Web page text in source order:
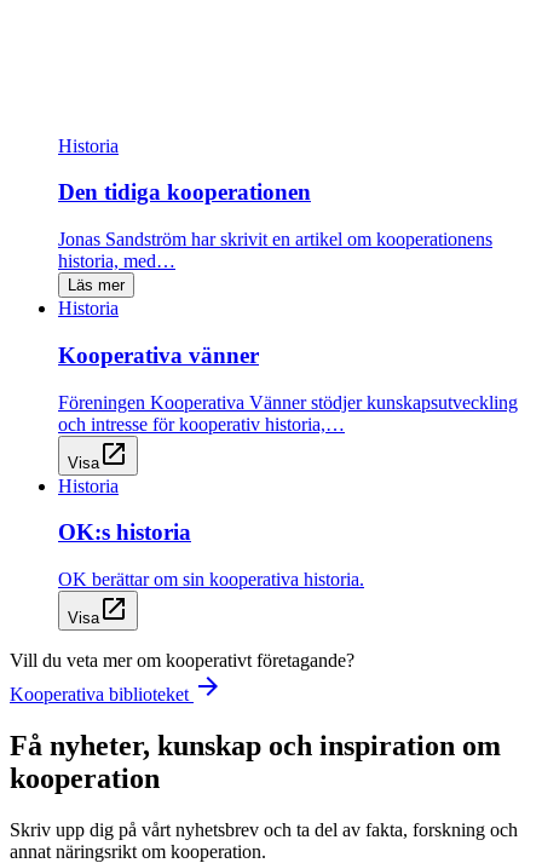
Historia
Den tidiga kooperationen
Jonas Sandström har skrivit en artikel om kooperationens
historia, med…
Läs mer
Historia
Kooperativa vänner
Föreningen Kooperativa Vänner stödjer kunskapsutveckling
och intresse för kooperativ historia,…
Visa open_in_new
Historia
OK:s historia
OK berättar om sin kooperativa historia.
Visa open_in_new
Vill du veta mer om kooperativt företagande?
Kooperativa biblioteket arrow_forward
Få nyheter, kunskap och inspiration om
kooperation
Skriv upp dig på vårt nyhetsbrev och ta del av fakta, forskning och
annat näringsrikt om kooperation.